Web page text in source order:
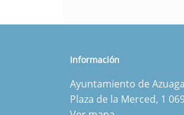
Información
Ayuntamiento de Azuaga
Plaza de la Merced, 1